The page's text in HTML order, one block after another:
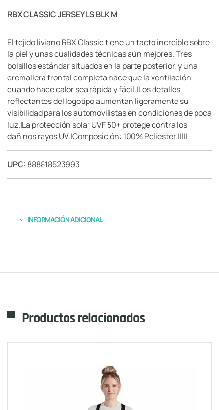
RBX CLASSIC JERSEY LS BLK M
El tejido liviano RBX Classic tiene un tacto increíble sobre
la piel y unas cualidades técnicas aún mejores.|Tres
bolsillos estándar situados en la parte posterior, y una
cremallera frontal completa hace que la ventilación
cuando hace calor sea rápida y fácil.|Los detalles
reflectantes del logotipo aumentan ligeramente su
visibilidad para los automovilistas en condiciones de poca
luz.|La protección solar UVF 50+ protege contra los
dañinos rayos UV.|Composición: 100% Poliéster.|||||
UPC: 888818523993
INFORMACIÓN ADICIONAL
Productos relacionados